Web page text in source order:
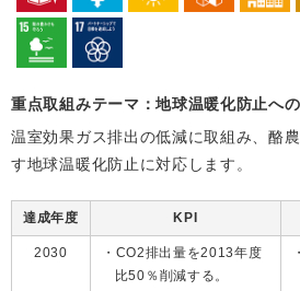
重点取組みテーマ：地球温暖化防止へ
温室効果ガス排出の低減に取組み、酪
す地球温暖化防止に対応します。
達成年度 KPI
2030
CO2排出量を2013年度
比50％削減する。